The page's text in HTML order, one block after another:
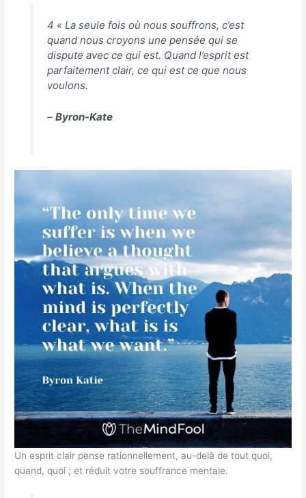
4 « La seule fois où nous souffrons, c’est
quand nous croyons une pensée qui se
dispute avec ce qui est. Quand l’esprit est
parfaitement clair, ce qui est ce que nous
voulons.
– Byron-Kate
Un esprit clair pense rationnellement, au-delà de tout quoi,
quand, quoi ; et réduit votre souffrance mentale.